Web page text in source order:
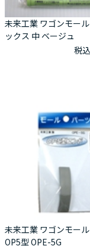
未来工業 ワゴンモー
ックス 中 ベージュ
税込
未来工業 ワゴンモー
OP5型 OPE-5G